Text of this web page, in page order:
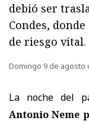
debió ser
Condes,
de riesgo vital.
Domingo 9 de agosto
La noche del
Antonio Neme